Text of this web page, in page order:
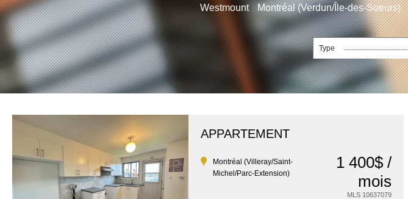
Westmount
Montréal (Verdun/Île-des-Soeurs)
Type
APPARTEMENT
Montréal (Villeray/Saint-
Michel/Parc-Extension)
1 400$ /
mois
MLS 10637079